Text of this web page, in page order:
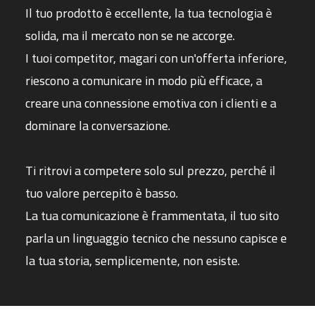
Il tuo prodotto è eccellente, la tua tecnologia è
solida, ma il mercato non se ne accorge.
I tuoi competitor, magari con un'offerta inferiore,
riescono a comunicare in modo più efficace, a
creare una connessione emotiva con i clienti e a
dominare la conversazione.
Ti ritrovi a competere solo sul prezzo, perché il
tuo valore percepito è basso.
La tua comunicazione è frammentata, il tuo sito
parla un linguaggio tecnico che nessuno capisce e
la tua storia, semplicemente, non esiste.